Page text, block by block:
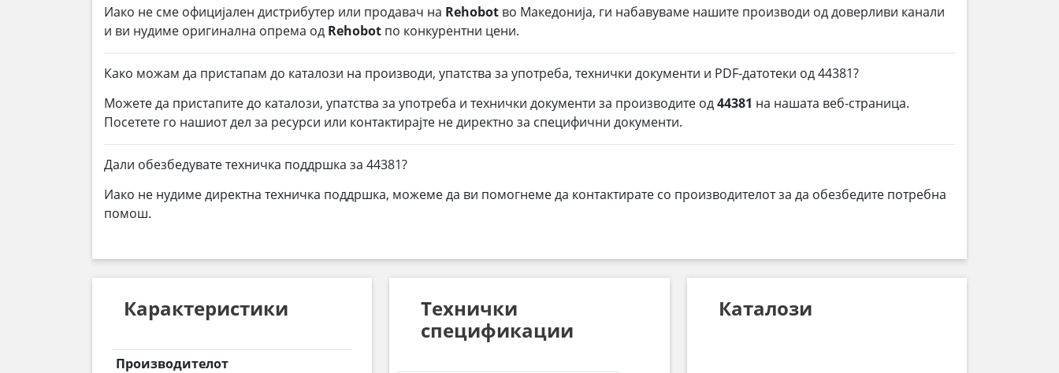
Иако не сме официјален дистрибутер или продавач на Rehobot во Македонија, ги набавуваме нашите производи од доверливи канали
и ви нудиме оригинална опрема од Rehobot по конкурентни цени.
Како можам да пристапам до каталози на производи, упатства за употреба, технички документи и PDF-датотеки од 44381?
Можете да пристапите до каталози, упатства за употреба и технички документи за производите од44381 на нашата веб-страница.
Посетете го нашиот дел за ресурси или контактирајте не директно за специфични документи.
Дали обезбедувате техничка поддршка за 44381?
Иако не нудиме директна техничка поддршка, можеме да ви помогнеме да контактирате со производителот за да обезбедите потребна
помош.
Карактеристики
Производителот
Технички
спецификации
Каталози